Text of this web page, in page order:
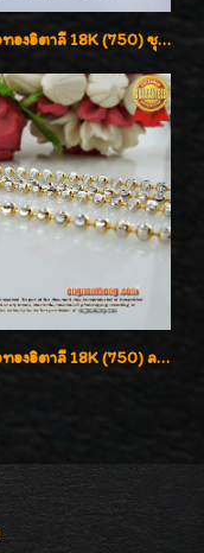
สร้อยคอทองอิตาลี 18K (750) ชุบ 3 สี แกะลายสวยรุ่นใหม่ ลายละเอียดเงาวิบวับค่ะ
สร้อยคอทองอิตาลี 18K (750) ลายยินตันแกะมูนคัดสวย ลายนี้เงามากๆค่ะ ใส่ทนแข็งแรง